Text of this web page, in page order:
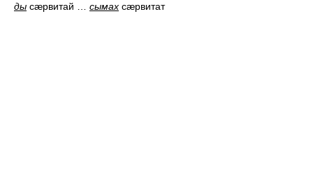
ды сæрвитай сымах сæрвитат